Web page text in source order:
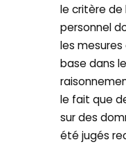
le critère
personnel
les mesures
base dans
le fait que
sur des
été jugés